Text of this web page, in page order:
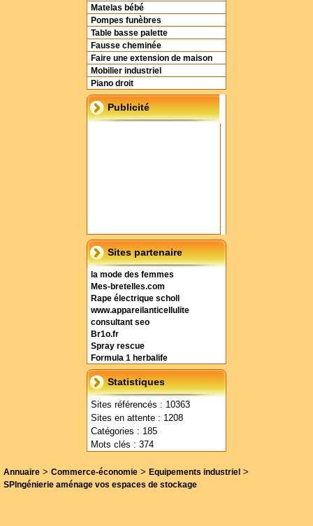
Matelas bébé
Pompes funèbres
Table basse palette
Fausse cheminée
Faire une extension de maison
Mobilier industriel
Piano droit
Publicité
Sites partenaire
la mode des femmes
Mes-bretelles.com
Rape électrique scholl
www.appareilanticellulite
consultant seo
Br1o.fr
Spray rescue
Formula 1 herbalife
Statistiques
Sites référencés : 10363
Sites en attente : 1208
Catégories : 185
Mots clés : 374
Annuaire > Commerce-économie > Equipements industriel >
SPIngénierie aménage vos espaces de stockage